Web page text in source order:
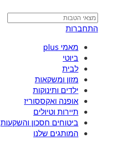
התחברות
מאמי plus
ביוטי
לבית
מזון ומשקאות
ילדים ותינוקות
אופנה ואקססוריז
תיירות וטיולים
ביטוחים חסכון והשקעות
המותגים שלנו